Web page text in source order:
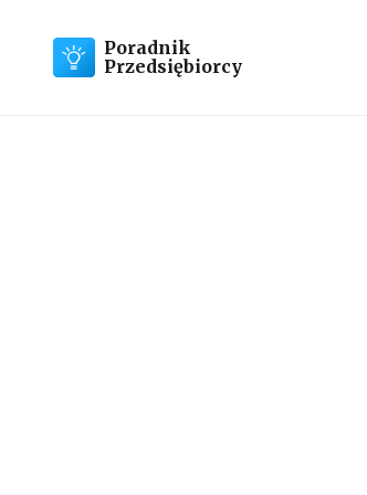
Poradnik
Przedsiębiorcy